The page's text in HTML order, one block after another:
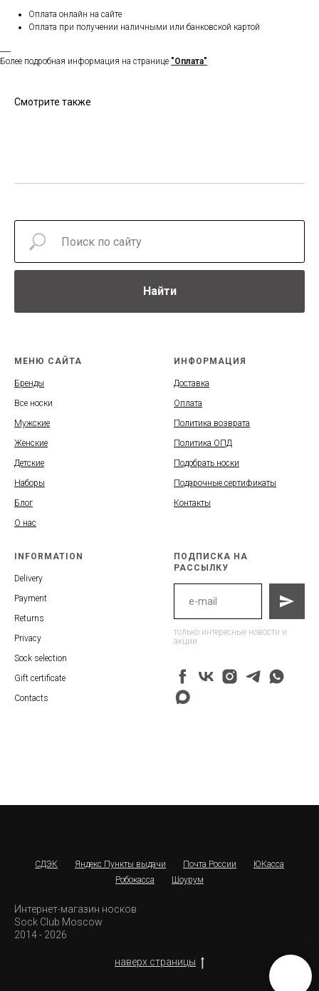
Оплата онлайн на сайте
Оплата при получении наличными или банковской картой
Более подробная информация на странице "Оплата"
Смотрите также
Найти
МЕНЮ САЙТА
Бренды
Все носки
Мужские
Женские
Детские
Наборы
Блог
О нас
ИНФОРМАЦИЯ
Доставка
Оплата
Политика возврата
Политика ОПД
Подобрать носки
Подарочные сертификаты
Контакты
INFORMATION
Delivery
Payment
Returns
Privacy
Sock selection
Gift certificate
Contacts
ПОДПИСКА НА
РАССЫЛКУ
только интересные новости и
акции
СДЭК Яндекс Пункты выдачи Почта России
ЮКасса
Робокасса
Шоурум
Интернет-магазин носков
Sock Club Moscow
2014 - 2026
наверх страницы